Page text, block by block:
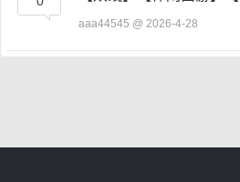
aaa44545 @ 2026-4-28